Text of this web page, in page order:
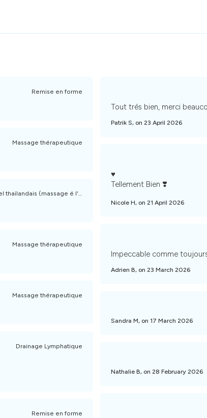
Remise en forme
Massage thérapeutique
thaïlandais (massage é l'huile, crème)
Massage thérapeutique
Massage thérapeutique
Drainage Lymphatique
Remise en forme
Tout trés bien, merci
Patrik S, on 23 April 2026
♥️
Tellement Bien ❣️
Nicole H, on 21 April 2026
Impeccable comme
Adrien B, on 23 March 2026
Sandra M, on 17 March 2026
Nathalie B, on 28 February 2026